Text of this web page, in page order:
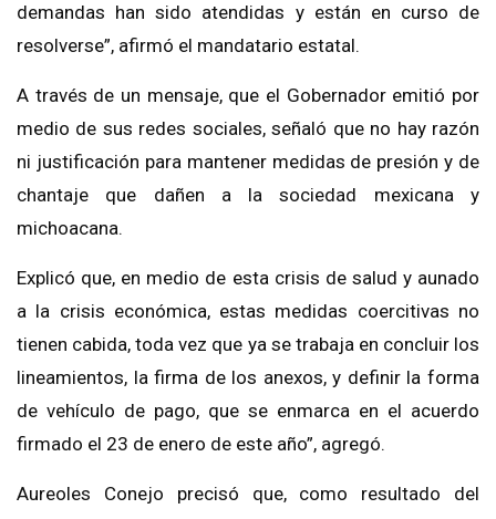
demandas han sido atendidas y están en curso de
resolverse”, afirmó el mandatario estatal.
A través de un mensaje, que el Gobernador emitió por
medio de sus redes sociales, señaló que no hay razón
ni justificación para mantener medidas de presión y de
chantaje que dañen a la sociedad mexicana y
michoacana.
Explicó que, en medio de esta crisis de salud y aunado
a la crisis económica, estas medidas coercitivas no
tienen cabida, toda vez que ya se trabaja en concluir los
lineamientos, la firma de los anexos, y definir la forma
de vehículo de pago, que se enmarca en el acuerdo
firmado el 23 de enero de este año”, agregó.
Aureoles Conejo precisó que, como resultado del